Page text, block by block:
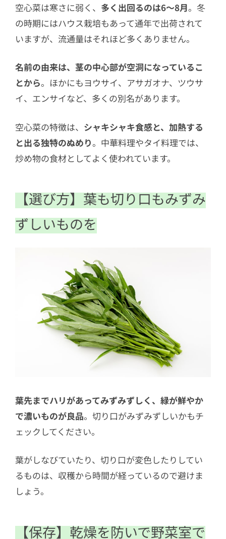
空心菜は寒さに弱く、 多く出回るのは6〜8月。冬
の時期にはハウス栽培もあって通年で出荷されて
いますが、流通量はそれほど多くありません。
名前の由来は、茎の中心部が空洞になっているこ
とから。ほかにもヨウサイ、アサガオナ、ツウサ
イ、エンサイなど、多くの別名があります。
空心菜の特徴は、 シャキシャキ食感と、加熱する
と出る独特のぬめり。中華料理やタイ料理では、
炒め物の食材としてよく使われています。
【選び方】葉も切り口もみずみ
ずしいものを
葉先までハリがあってみずみずしく、緑が鮮やか
で濃いものが良品。切り口がみずみずしいかもチ
ェックしてください。
葉がしなびていたり、切り口が変色したりしてい
るものは、収穫から時間が経っているので避けま
しょう。
【保存】乾燥を防いで野菜室で